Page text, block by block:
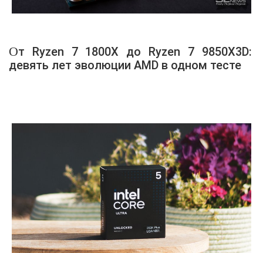
От Ryzen 7 1800X до Ryzen 7 9850X3D:
девять лет эволюции AMD в одном тесте